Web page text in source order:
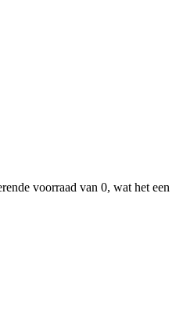
voorraad van 0, wat het een